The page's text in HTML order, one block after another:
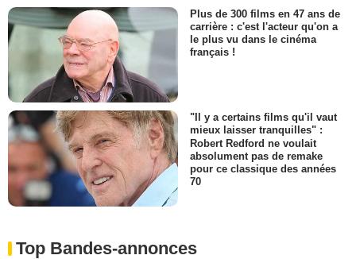
Plus de 300 films en 47 ans de
carrière : c'est l'acteur qu'on a
le plus vu dans le cinéma
français !
"Il y a certains films qu'il vaut
mieux laisser tranquilles" :
Robert Redford ne voulait
absolument pas de remake
pour ce classique des années
70
Top Bandes-annonces